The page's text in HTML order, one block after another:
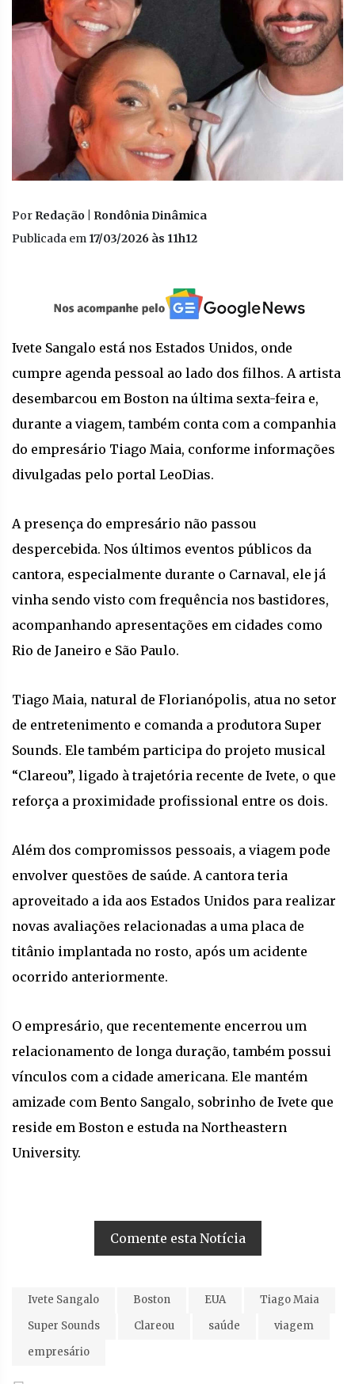
Por Redação | Rondônia Dinâmica
Publicada em 17/03/2026 às 11h12
Ivete Sangalo está nos Estados Unidos, onde
cumpre agenda pessoal ao lado dos filhos. A artista
desembarcou em Boston na última sexta-feira e,
durante a viagem, também conta com a companhia
do empresário Tiago Maia, conforme informações
divulgadas pelo portal LeoDias.
A presença do empresário não passou
despercebida. Nos últimos eventos públicos da
cantora, especialmente durante o Carnaval, ele já
vinha sendo visto com frequência nos bastidores,
acompanhando apresentações em cidades como
Rio de Janeiro e São Paulo.
Tiago Maia, natural de Florianópolis, atua no setor
de entretenimento e comanda a produtora Super
Sounds. Ele também participa do projeto musical
“Clareou”, ligado à trajetória recente de Ivete, o que
reforça a proximidade profissional entre os dois.
Além dos compromissos pessoais, a viagem pode
envolver questões de saúde. A cantora teria
aproveitado a ida aos Estados Unidos para realizar
novas avaliações relacionadas a uma placa de
titânio implantada no rosto, após um acidente
ocorrido anteriormente.
O empresário, que recentemente encerrou um
relacionamento de longa duração, também possui
vínculos com a cidade americana. Ele mantém
amizade com Bento Sangalo, sobrinho de Ivete que
reside em Boston e estuda na Northeastern
University.
Comente esta Notícia
Ivete Sangalo Boston EUA
Tiago Maia
Super Sounds
Clareou saúde
viagem
empresário